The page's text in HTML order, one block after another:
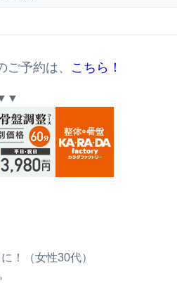
予約は、 こちら！
！（女性30代）